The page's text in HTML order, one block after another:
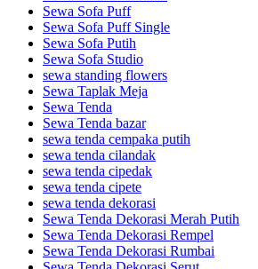
Sewa Sofa Puff
Sewa Sofa Puff Single
Sewa Sofa Putih
Sewa Sofa Studio
sewa standing flowers
Sewa Taplak Meja
Sewa Tenda
Sewa Tenda bazar
sewa tenda cempaka putih
sewa tenda cilandak
sewa tenda cipedak
sewa tenda cipete
sewa tenda dekorasi
Sewa Tenda Dekorasi Merah Putih
Sewa Tenda Dekorasi Rempel
Sewa Tenda Dekorasi Rumbai